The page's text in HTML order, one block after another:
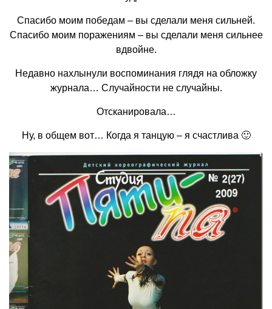
Спасибо моим победам – вы сделали меня сильней.
Спасибо моим поражениям – вы сделали меня сильнее
вдвойне.
Недавно нахлынули воспоминания глядя на обложку
журнала… Случайности не случайны.
Отсканировала…
Ну, в общем вот… Когда я танцую – я счастлива 🙂